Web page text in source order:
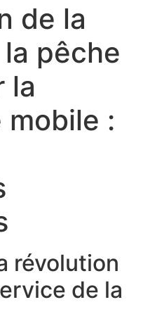
de la
pêche
la
:
révolution
de la